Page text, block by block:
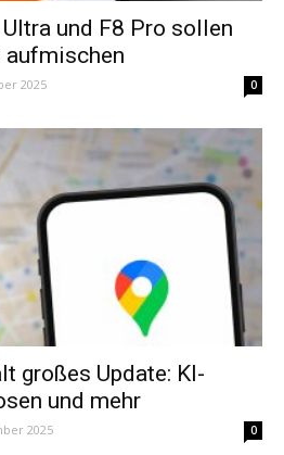
und F8 Pro sollen
2025 0
großes Update: KI-
und mehr
2025 0